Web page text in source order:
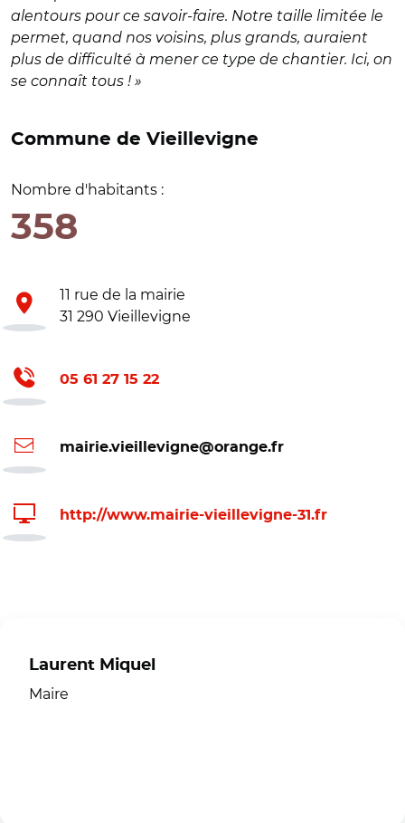
alentours pour ce savoir-faire. Notre taille limitée le
permet, quand nos voisins, plus grands, auraient
plus de difficulté à mener ce type de chantier. Ici, on
se connaît tous ! »
Commune de Vieillevigne
Nombre d'habitants :
358
11 rue de la mairie
31 290 Vieillevigne
05 61 27 15 22
mairie.vieillevigne@orange.fr
http://www.mairie-vieillevigne-31.fr
Laurent Miquel
Maire